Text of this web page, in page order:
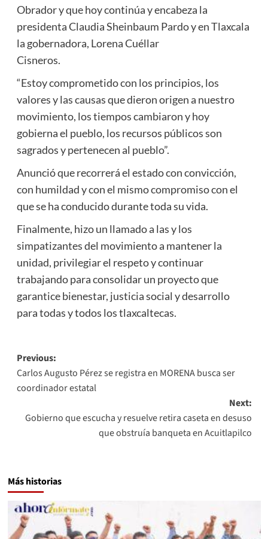
Obrador y que hoy continúa y encabeza la
presidenta Claudia Sheinbaum Pardo y en Tlaxcala
la gobernadora, Lorena Cuéllar
Cisneros.
“Estoy comprometido con los principios, los
valores y las causas que dieron origen a nuestro
movimiento, los tiempos cambiaron y hoy
gobierna el pueblo, los recursos públicos son
sagrados y pertenecen al pueblo”.
Anunció que recorrerá el estado con convicción,
con humildad y con el mismo compromiso con el
que se ha conducido durante toda su vida.
Finalmente, hizo un llamado a las y los
simpatizantes del movimiento a mantener la
unidad, privilegiar el respeto y continuar
trabajando para consolidar un proyecto que
garantice bienestar, justicia social y desarrollo
para todas y todos los tlaxcaltecas.
Post
navigation
Previous:
Carlos Augusto Pérez se registra en MORENA busca ser
coordinador estatal
Next:
Gobierno que escucha y resuelve retira caseta en desuso
que obstruía banqueta en Acuitlapilco
Más historias